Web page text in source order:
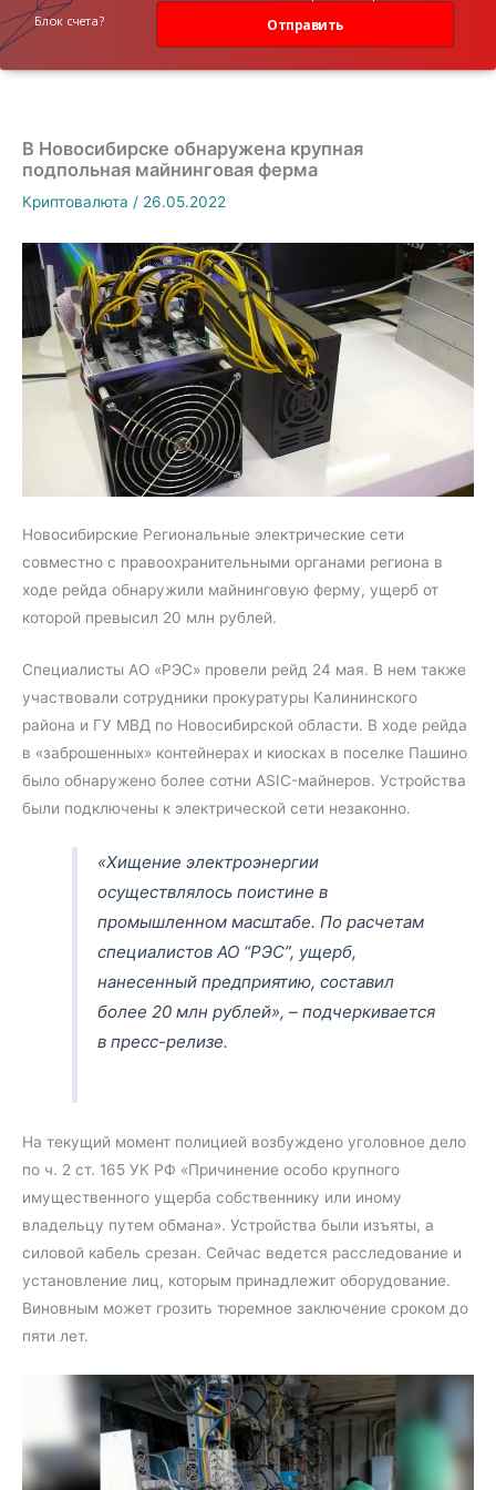
Блок счета? Отправить
В Новосибирске обнаружена крупная
подпольная майнинговая ферма
Криптовалюта / 26.05.2022
Новосибирские Региональные электрические сети
совместно с правоохранительными органами региона в
ходе рейда обнаружили майнинговую ферму, ущерб от
которой превысил 20 млн рублей.
Специалисты АО «РЭС» провели рейд 24 мая. В нем также
участвовали сотрудники прокуратуры Калининского
района и ГУ МВД по Новосибирской области. В ходе рейда
в «заброшенных» контейнерах и киосках в поселке Пашино
было обнаружено более сотни ASIC-майнеров. Устройства
были подключены к электрической сети незаконно.
«Хищение электроэнергии
осуществлялось поистине в
промышленном масштабе. По расчетам
специалистов АО “РЭС”, ущерб,
нанесенный предприятию, составил
более 20 млн рублей», – подчеркивается
в пресс-релизе.
На текущий момент полицией возбуждено уголовное дело
по ч. 2 ст. 165 УК РФ «Причинение особо крупного
имущественного ущерба собственнику или иному
владельцу путем обмана». Устройства были изъяты, а
силовой кабель срезан. Сейчас ведется расследование и
установление лиц, которым принадлежит оборудование.
Виновным может грозить тюремное заключение сроком до
пяти лет.